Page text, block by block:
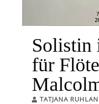
Solistin
für
TATJANA